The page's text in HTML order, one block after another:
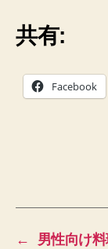
共有:
Facebook
←
男性向け